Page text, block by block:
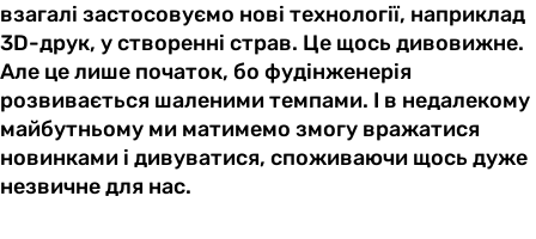
взагалі застосовуємо нові технології, наприклад
3D-друк, у створенні страв. Це щось дивовижне.
Але це лише початок, бо фудінженерія
розвивається шаленими темпами. І в недалекому
майбутньому ми матимемо змогу вражатися
новинками і дивуватися, споживаючи щось дуже
незвичне для нас.